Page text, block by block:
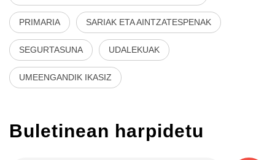
PRIMARIA SARIAK ETA AINTZATESPENAK
SEGURTASUNA UDALEKUAK
UMEENGANDIK IKASIZ
Buletinean harpidetu